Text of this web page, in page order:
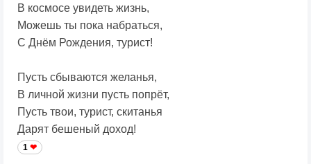
В космосе увидеть жизнь,
Можешь ты пока набраться,
С Днём Рождения, турист!
Пусть сбываются желанья,
В личной жизни пусть попрёт,
Пусть твои, турист, скитанья
Дарят бешеный доход!
1